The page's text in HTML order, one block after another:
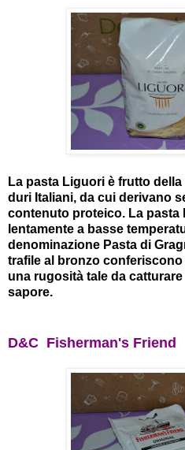
La pasta Liguori è frutto
duri Italiani, da cui derivano
contenuto proteico. La pasta
lentamente a basse
denominazione Pasta di
trafile al bronzo
una rugosità tale da
sapore.
D&C Fisherman's Friend